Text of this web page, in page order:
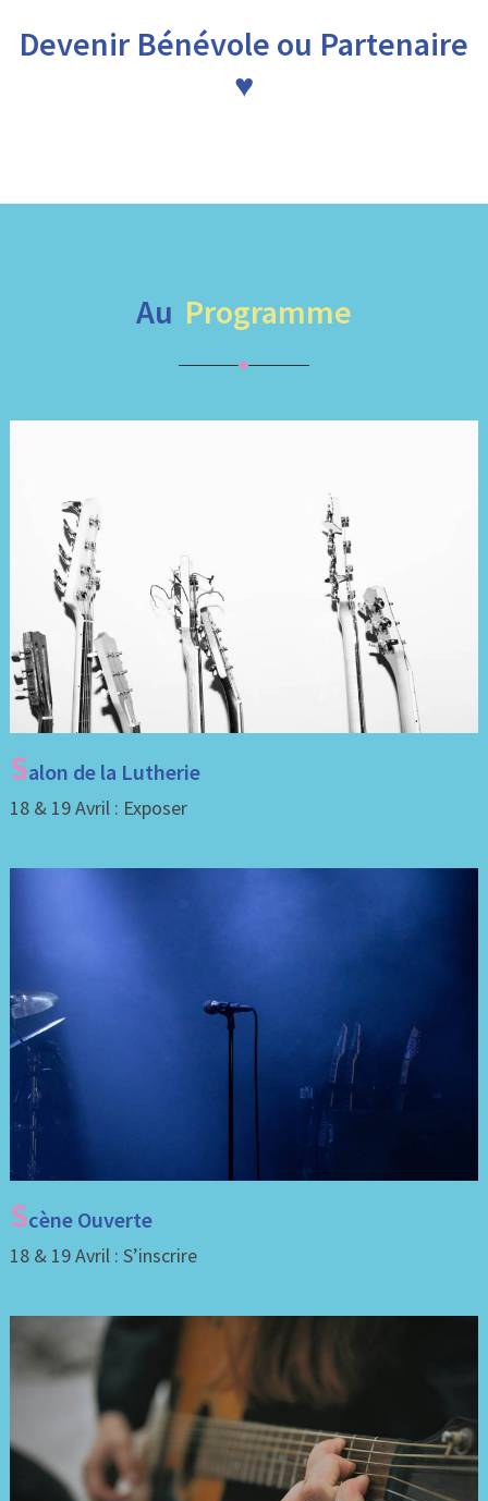
Devenir Bénévole ou Partenaire
♥
Au Programme
Salon de la Lutherie
18 & 19 Avril : Exposer
Scène Ouverte
18 & 19 Avril : S’inscrire